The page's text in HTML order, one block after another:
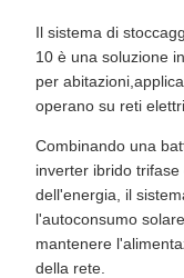
Il sistema di
10 è una soluzione
per
operano su reti
Combinando una
inverter ibrido
dell'energia, il
l'autoconsumo
mantenere
della rete.